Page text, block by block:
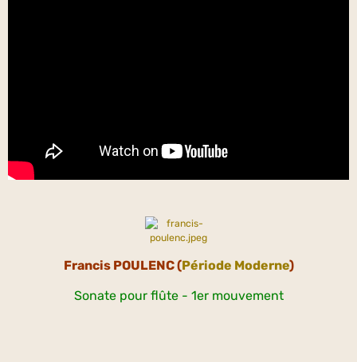
Francis POULENC (Période Moderne)
Sonate pour flûte - 1er mouvement